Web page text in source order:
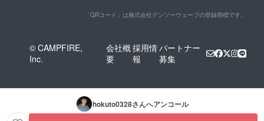
「QRコード」は株式会社デンソーウェーブの登録商標です。
© CAMPFIRE,
Inc.
会社概
要
採用情
報
パートナー
募集
hokuto0328さんへアンコール